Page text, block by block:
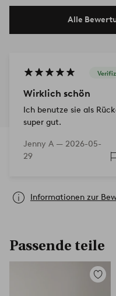
Alle
Wirklich schön
Ich benutze sie als
super gut.
Jenny A — 2026-05-
29
Informationen zur
Passende teile
Zu